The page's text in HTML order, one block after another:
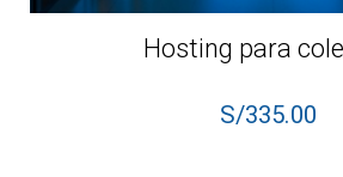
Hosting para
S/335.00